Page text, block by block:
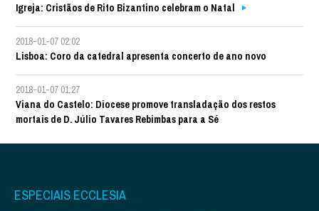
Igreja: Cristãos de Rito Bizantino celebram o Natal
2018-01-07 02:02
Lisboa: Coro da catedral apresenta concerto de ano novo
2018-01-07 01:27
Viana do Castelo: Diocese promove transladação dos restos
mortais de D. Júlio Tavares Rebimbas para a Sé
ESPECIAIS ECCLESIA